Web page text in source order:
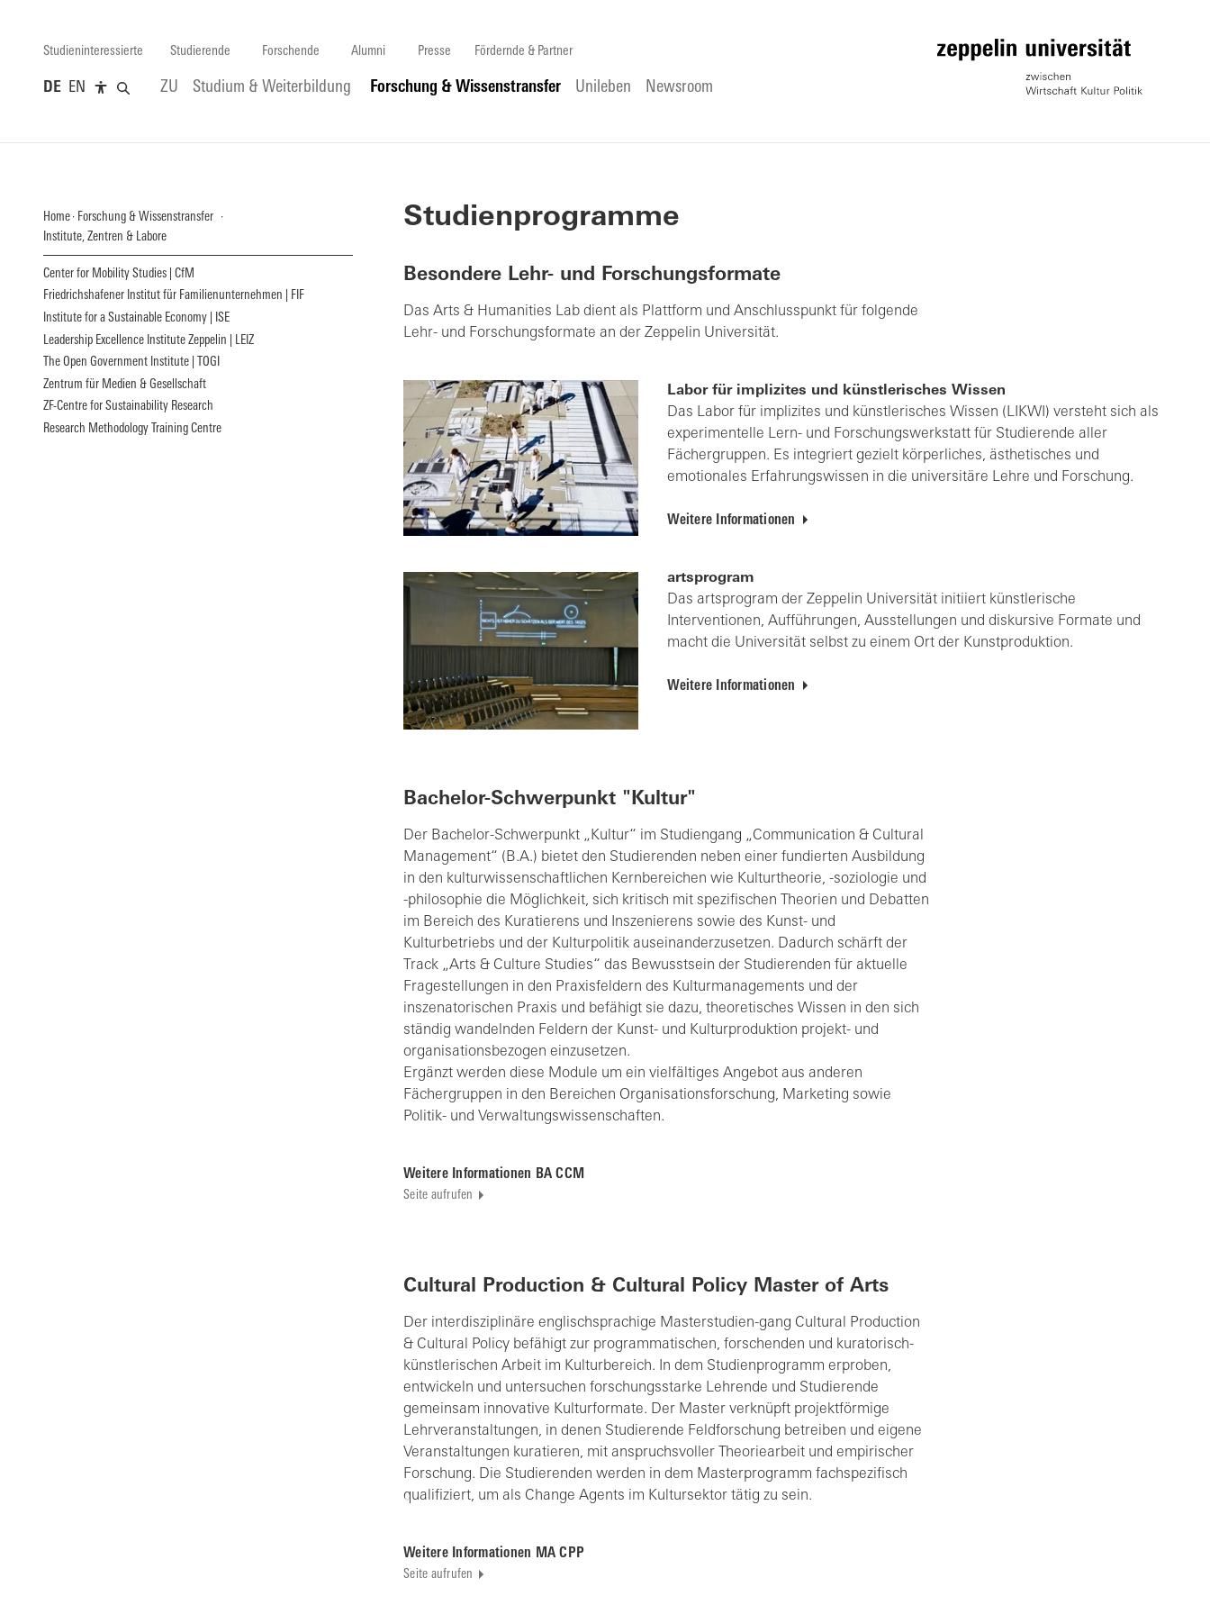
Studieninteressierte Studierende Forschende Alumni Presse Fördernde & Partner
DE EN ZU Studium & Weiterbildung Forschung & Wissenstransfer Unileben Newsroom
Home Forschung & Wissenstransfer
Institute, Zentren & Labore
Center for Mobility Studies | CfM
Friedrichshafener Institut für Familienunternehmen | FIF
Institute for a Sustainable Economy | ISE
Leadership Excellence Institute Zeppelin | LEIZ
The Open Government Institute | TOGI
Zentrum für Medien & Gesellschaft
ZF-Centre for Sustainability Research
Research Methodology Training Centre
Studienprogramme
Besondere Lehr- und Forschungsformate
Das Arts & Humanities Lab dient als Plattform und Anschlusspunkt für folgende
Lehr- und Forschungsformate an der Zeppelin Universität.
Labor für implizites und künstlerisches Wissen
Das Labor für implizites und künstlerisches Wissen (LIKWI) versteht sich als
experimentelle Lern- und Forschungswerkstatt für Studierende aller
Fächergruppen. Es integriert gezielt körperliches, ästhetisches und
emotionales Erfahrungswissen in die universitäre Lehre und Forschung.
Weitere Informationen
artsprogram
Das artsprogram der Zeppelin Universität initiiert künstlerische
Interventionen, Aufführungen, Ausstellungen und diskursive Formate und
macht die Universität selbst zu einem Ort der Kunstproduktion.
Weitere Informationen
Bachelor-Schwerpunkt "Kultur"
Der Bachelor-Schwerpunkt „Kultur“ im Studiengang „Communication & Cultural
Management“ (B.A.) bietet den Studierenden neben einer fundierten Ausbildung
in den kulturwissenschaftlichen Kernbereichen wie Kulturtheorie, -soziologie und
-philosophie die Möglichkeit, sich kritisch mit spezifischen Theorien und Debatten
im Bereich des Kuratierens und Inszenierens sowie des Kunst- und
Kulturbetriebs und der Kulturpolitik auseinanderzusetzen. Dadurch schärft der
Track „Arts & Culture Studies“ das Bewusstsein der Studierenden für aktuelle
Fragestellungen in den Praxisfeldern des Kulturmanagements und der
inszenatorischen Praxis und befähigt sie dazu, theoretisches Wissen in den sich
ständig wandelnden Feldern der Kunst- und Kulturproduktion projekt- und
organisationsbezogen einzusetzen.
Ergänzt werden diese Module um ein vielfältiges Angebot aus anderen
Fächergruppen in den Bereichen Organisationsforschung, Marketing sowie
Politik- und Verwaltungswissenschaften.
Weitere Informationen BA CCM
Seite aufrufen
Cultural Production & Cultural Policy Master of Arts
Der interdisziplinäre englischsprachige Masterstudien-gang Cultural Production
& Cultural Policy befähigt zur programmatischen, forschenden und kuratorisch-
künstlerischen Arbeit im Kulturbereich. In dem Studienprogramm erproben,
entwickeln und untersuchen forschungsstarke Lehrende und Studierende
gemeinsam innovative Kulturformate. Der Master verknüpft projektförmige
Lehrveranstaltungen, in denen Studierende Feldforschung betreiben und eigene
Veranstaltungen kuratieren, mit anspruchsvoller Theoriearbeit und empirischer
Forschung. Die Studierenden werden in dem Masterprogramm fachspezifisch
qualifiziert, um als Change Agents im Kultursektor tätig zu sein.
Weitere Informationen MA CPP
Seite aufrufen